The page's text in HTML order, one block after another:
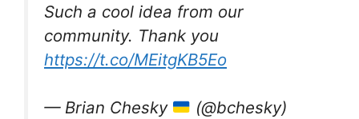
Such a cool idea from our
community. Thank you
https://t.co/MEitgKB5Eo
— Brian Chesky
(@bchesky)